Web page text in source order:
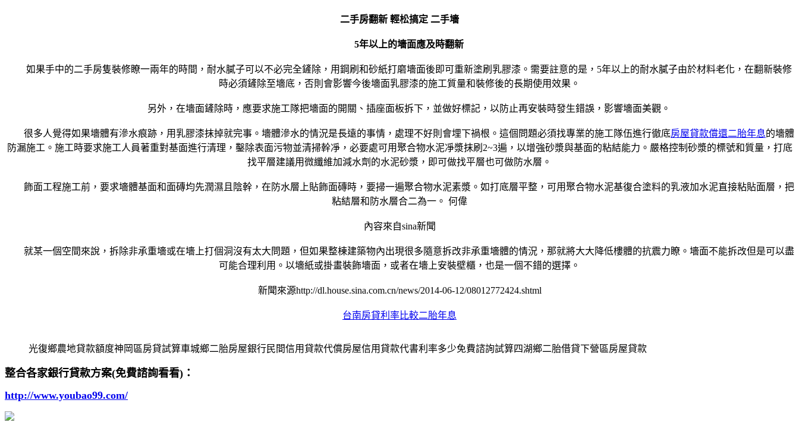
二手房翻新 輕松搞定 二手墻
5年以上的墻面應及時翻新
如果手中的二手房隻裝修瞭一兩年的時間，耐水膩子可以不必完全鏟除，用鋼刷和砂紙打磨墻面後即可重新塗刷乳膠漆。需要註意的是，5年以上的耐水膩子由於材料老化，在翻新裝修
時必須鏟除至墻底，否則會影響今後墻面乳膠漆的施工質量和裝修後的長期使用效果。
另外，在墻面鏟除時，應要求施工隊把墻面的開關、插座面板拆下，並做好標記，以防止再安裝時發生錯誤，影響墻面美觀。
很多人覺得如果墻體有滲水痕跡，用乳膠漆抹掉就完事。墻體滲水的情況是長遠的事情，處理不好則會埋下禍根。這個問題必須找專業的施工隊伍進行徹底房屋貸款償還二胎年息的墻體
防漏施工。施工時要求施工人員著重對基面進行清理，鑿除表面污物並清掃幹凈，必要處可用聚合物水泥凈漿抹刷2~3遍，以增強砂漿與基面的粘結能力。嚴格控制砂漿的標號和質量，打底
找平層建議用微纖維加減水劑的水泥砂漿，即可做找平層也可做防水層。
飾面工程施工前，要求墻體基面和面磚均先潤濕且陰幹，在防水層上貼飾面磚時，要掃一遍聚合物水泥素漿。如打底層平整，可用聚合物水泥基復合塗料的乳液加水泥直接粘貼面層，把
粘結層和防水層合二為一。 何偉
內容來自sina新聞
就某一個空間來說，拆除非承重墻或在墻上打個洞沒有太大問題，但如果整棟建築物內出現很多隨意拆改非承重墻體的情況，那就將大大降低樓體的抗震力瞭。墻面不能拆改但是可以盡
可能合理利用。以墻紙或掛畫裝飾墻面，或者在墻上安裝壁櫃，也是一個不錯的選擇。
新聞來源http://dl.house.sina.com.cn/news/2014-06-12/08012772424.shtml
台南房貸利率比較二胎年息
光復鄉農地貸款額度神岡區房貸試算車城鄉二胎房屋銀行民間信用貸款代償房屋信用貸款代書利率多少免費諮詢試算四湖鄉二胎借貸下營區房屋貸款
整合各家銀行貸款方案(免費諮詢看看)：
http://www.youbao99.com/